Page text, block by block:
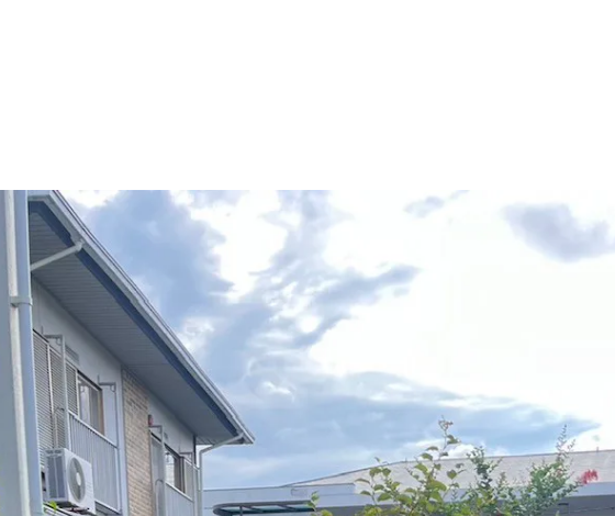
太陽光全般
エクステリア・外構工事
塗装工事
屋根工事
解体工事
伐採・剪定
リフォーム